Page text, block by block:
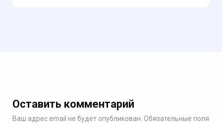
Оставить комментарий
Ваш адрес email не будет опубликован. Обязательные поля